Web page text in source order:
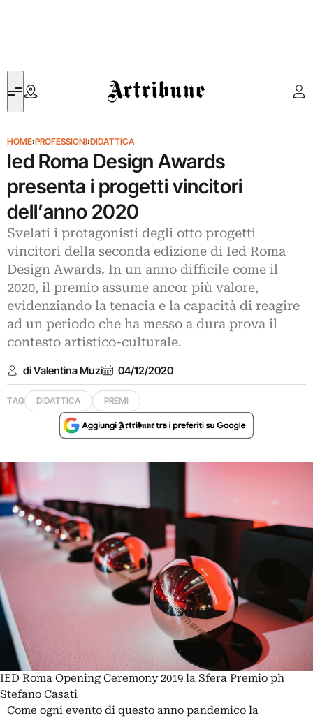
Artribune
HOME›PROFESSIONI›DIDATTICA
Ied Roma Design Awards
presenta i progetti vincitori
dell’anno 2020
Svelati i protagonisti degli otto progetti
vincitori della seconda edizione di Ied Roma
Design Awards. In un anno difficile come il
2020, il premio assume ancor più valore,
evidenziando la tenacia e la capacità di reagire
ad un periodo che ha messo a dura prova il
contesto artistico-culturale.
di Valentina Muzi 04/12/2020
TAG DIDATTICA PREMI
IED Roma Opening Ceremony 2019 la Sfera Premio ph
Stefano Casati
Come ogni evento di questo anno pandemico la